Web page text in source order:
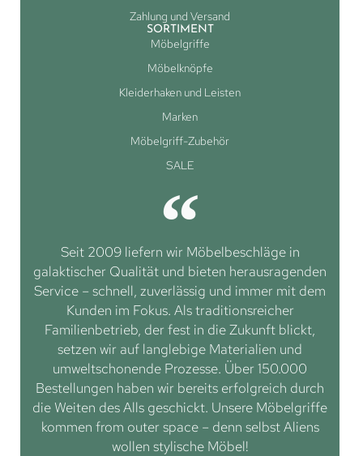
Zahlung und Versand
SORTIMENT
Möbelgriffe
Möbelknöpfe
Kleiderhaken und Leisten
Marken
Möbelgriff-Zubehör
SALE
Seit 2009 liefern wir Möbelbeschläge in
galaktischer Qualität und bieten herausragenden
Service – schnell, zuverlässig und immer mit dem
Kunden im Fokus. Als traditionsreicher
Familienbetrieb, der fest in die Zukunft blickt,
setzen wir auf langlebige Materialien und
umweltschonende Prozesse. Über 150.000
Bestellungen haben wir bereits erfolgreich durch
die Weiten des Alls geschickt. Unsere Möbelgriffe
kommen from outer space – denn selbst Aliens
wollen stylische Möbel!